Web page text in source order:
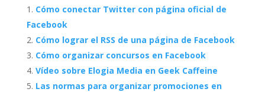
Cómo conectar Twitter con página oficial de
Facebook
Cómo lograr el RSS de una página de Facebook
Cómo organizar concursos en Facebook
Vídeo sobre Elogia Media en Geek Caffeine
Las normas para organizar promociones en